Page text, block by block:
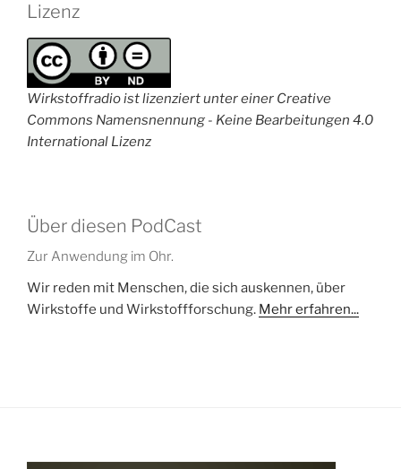
Lizenz
Wirkstoffradio ist lizenziert unter einer Creative
Commons Namensnennung - Keine Bearbeitungen 4.0
International Lizenz
Über diesen PodCast
Zur Anwendung im Ohr.
Wir reden mit Menschen, die sich auskennen, über
Wirkstoffe und Wirkstoffforschung. Mehr erfahren...